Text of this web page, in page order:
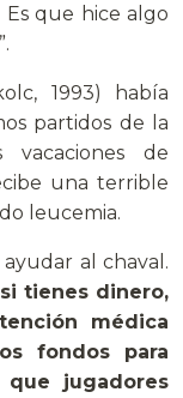
Es que hice algo
1993) había
partidos de la
vacaciones de
una terrible
leucemia.
al chaval.
tienes dinero,
médica
fondos para
jugadores